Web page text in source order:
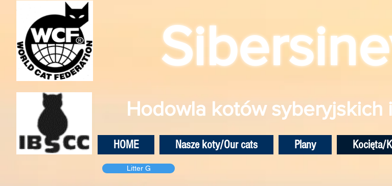
Hodowla kotów syberyjskich
HOME Nasze koty/Our cats Plany Kocięta/
Litter G